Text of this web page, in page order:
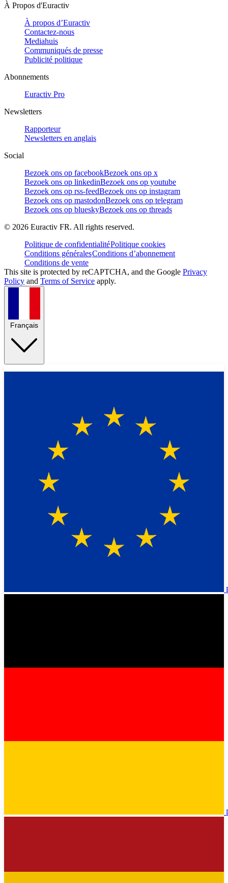
À Propos d'Euractiv
À propos d’Euractiv
Contactez-nous
Mediahuis
Communiqués de presse
Publicité politique
Abonnements
Euractiv Pro
Newsletters
Rapporteur
Newsletters en anglais
Social
Bezoek ons op facebookBezoek ons op x
Bezoek ons op linkedinBezoek ons op youtube
Bezoek ons op rss-feedBezoek ons op instagram
Bezoek ons op mastodonBezoek ons op telegram
Bezoek ons op blueskyBezoek ons op threads
© 2026 Euractiv FR. All rights reserved.
Politique de confidentialitéPolitique cookies
Conditions généralesConditions d’abonnement
Conditions de vente
This site is protected by reCAPTCHA, and the Google Privacy
Policy and Terms of Service apply.
Français